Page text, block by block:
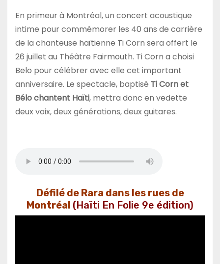
En primeur à Montréal, un concert acoustique
intime pour commémorer les 40 ans de carrière
de la chanteuse haïtienne Ti Corn sera offert le
26 juillet au Théâtre Fairmouth. Ti Corn a choisi
Belo pour célébrer avec elle cet important
anniversaire. Le spectacle, baptisé Ti Corn et
Bélo chantent Haïti, mettra donc en vedette
deux voix, deux générations, deux guitares.
Défilé de Rara dans les rues de
Montréal (Haïti En Folie 9e édition)